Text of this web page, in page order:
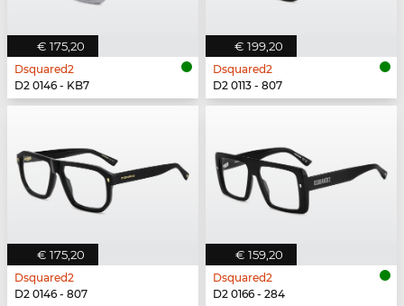
€ 175,20
Dsquared2
D2 0146 - KB7
€ 199,20
Dsquared2
D2 0113 - 807
€ 175,20
Dsquared2
D2 0146 - 807
€ 159,20
Dsquared2
D2 0166 - 284